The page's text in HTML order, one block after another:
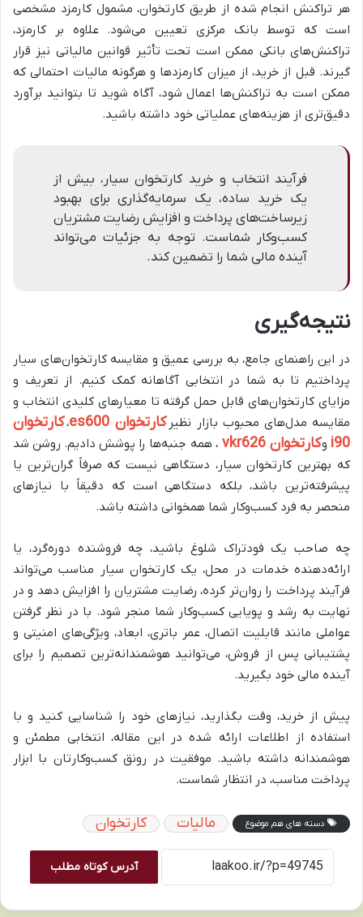
هر تراکنش انجام شده از طریق کارتخوان، مشمول کارمزد مشخصی
است که توسط بانک مرکزی تعیین می‌شود. علاوه بر کارمزد،
تراکنش‌های بانکی ممکن است تحت تأثیر قوانین مالیاتی نیز قرار
گیرند. قبل از خرید، از میزان کارمزدها و هرگونه مالیات احتمالی که
ممکن است به تراکنش‌ها اعمال شود، آگاه شوید تا بتوانید برآورد
دقیق‌تری از هزینه‌های عملیاتی خود داشته باشید.
فرآیند انتخاب و خرید کارتخوان سیار، بیش از
یک خرید ساده، یک سرمایه‌گذاری برای بهبود
زیرساخت‌های پرداخت و افزایش رضایت مشتریان
کسب‌وکار شماست. توجه به جزئیات می‌تواند
آینده مالی شما را تضمین کند.
نتیجه‌گیری
در این راهنمای جامع، به بررسی عمیق و مقایسه کارتخوان‌های سیار
پرداختیم تا به شما در انتخابی آگاهانه کمک کنیم. از تعریف و
مزایای کارتخوان‌های قابل حمل گرفته تا معیارهای کلیدی انتخاب و
مقایسه مدل‌های محبوب بازار نظیر کارتخوان es600 ،کارتخوان
i90 وکارتخوان vkr626
، همه جنبه‌ها را پوشش دادیم. روشن شد
که بهترین کارتخوان سیار، دستگاهی نیست که صرفاً گران‌ترین یا
پیشرفته‌ترین باشد، بلکه دستگاهی است که دقیقاً با نیازهای
منحصر به فرد کسب‌وکار شما همخوانی داشته باشد.
چه صاحب یک فودتراک شلوغ باشید، چه فروشنده دوره‌گرد، یا
ارائه‌دهنده خدمات در محل، یک کارتخوان سیار مناسب می‌تواند
فرآیند پرداخت را روان‌تر کرده، رضایت مشتریان را افزایش دهد و در
نهایت به رشد و پویایی کسب‌وکار شما منجر شود. با در نظر گرفتن
عواملی مانند قابلیت اتصال، عمر باتری، ابعاد، ویژگی‌های امنیتی و
پشتیبانی پس از فروش، می‌توانید هوشمندانه‌ترین تصمیم را برای
آینده مالی خود بگیرید.
پیش از خرید، وقت بگذارید، نیازهای خود را شناسایی کنید و با
استفاده از اطلاعات ارائه شده در این مقاله، انتخابی مطمئن و
هوشمندانه داشته باشید. موفقیت در رونق کسب‌وکارتان با ابزار
پرداخت مناسب، در انتظار شماست.
دسته های هم موضوع مالیات کارتخوان
آدرس کوتاه مطلب